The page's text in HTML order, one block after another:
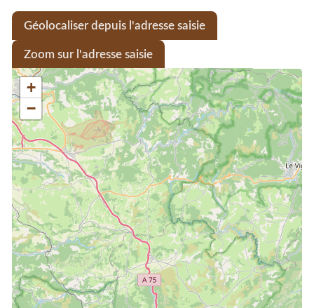
Géolocaliser depuis l'adresse saisie
Zoom sur l'adresse saisie
+
−